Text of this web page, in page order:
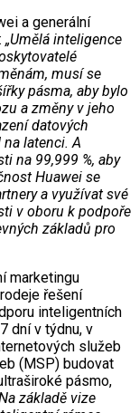
a generální
„Umělá inteligence
musí se
pásma, aby bylo
a změny v jeho
datových
latenci. A
na 99,999 %, aby
Huawei se
a využívat své
v oboru k podpoře
základů pro
marketingu
řešení
inteligentních
dní v týdnu, v
služeb
(MSP) budovat
pásmo,
základě vize